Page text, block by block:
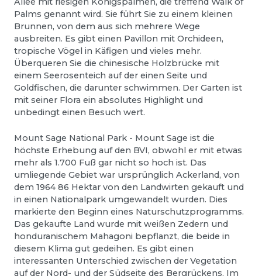
Palms genannt wird. Sie führt Sie zu einem kleinen
Brunnen, von dem aus sich mehrere Wege
ausbreiten. Es gibt einen Pavillon mit Orchideen,
tropische Vögel in Käfigen und vieles mehr.
Überqueren Sie die chinesische Holzbrücke mit
einem Seerosenteich auf der einen Seite und
Goldfischen, die darunter schwimmen. Der Garten ist
mit seiner Flora ein absolutes Highlight und
unbedingt einen Besuch wert.
Mount Sage National Park - Mount Sage ist die
höchste Erhebung auf den BVI, obwohl er mit etwas
mehr als 1.700 Fuß gar nicht so hoch ist. Das
umliegende Gebiet war ursprünglich Ackerland, von
dem 1964 86 Hektar von den Landwirten gekauft und
in einen Nationalpark umgewandelt wurden. Dies
markierte den Beginn eines Naturschutzprogramms.
Das gekaufte Land wurde mit weißen Zedern und
honduranischem Mahagoni bepflanzt, die beide in
diesem Klima gut gedeihen. Es gibt einen
interessanten Unterschied zwischen der Vegetation
auf der Nord- und der Südseite des Bergrückens. Im